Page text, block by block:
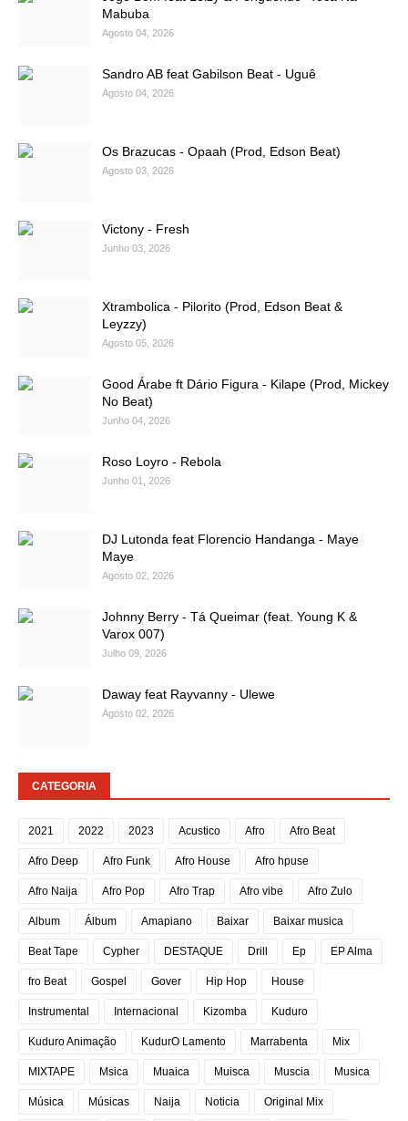
Mabuba
Agosto 04, 2026
Sandro AB feat Gabilson Beat - Uguê
Agosto 04, 2026
Os Brazucas - Opaah (Prod, Edson Beat)
Agosto 03, 2026
Victony - Fresh
Junho 03, 2026
Xtrambolica - Pilorito (Prod, Edson Beat &
Leyzzy)
Agosto 05, 2026
Good Árabe ft Dário Figura - Kilape (Prod, Mickey
No Beat)
Junho 04, 2026
Roso Loyro - Rebola
Junho 01, 2026
DJ Lutonda feat Florencio Handanga - Maye
Maye
Agosto 02, 2026
Johnny Berry - Tá Queimar (feat. Young K &
Varox 007)
Julho 09, 2026
Daway feat Rayvanny - Ulewe
Agosto 02, 2026
CATEGORIA
2021 2022 2023 Acustico Afro Afro Beat
Afro Deep Afro Funk Afro House Afro hpuse
Afro Naija Afro Pop Afro Trap Afro vibe Afro Zulo
Album Álbum Amapiano Baixar Baixar musica
Beat Tape Cypher DESTAQUE Drill Ep EP Alma
fro Beat Gospel Gover Hip Hop House
Instrumental Internacional Kizomba Kuduro
Kuduro Animação KudurO Lamento Marrabenta Mix
MIXTAPE Msica Muaica Muisca Muscia Musica
Música Músicas Naija Noticia Original Mix